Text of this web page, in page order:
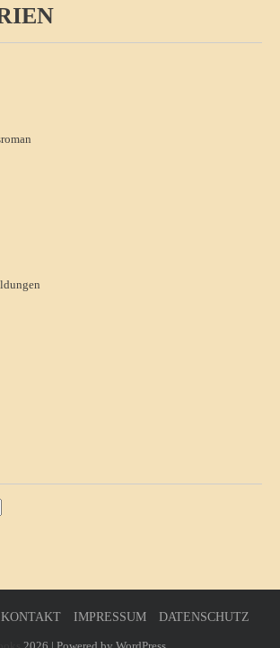
KONTAKT IMPRESSUM DATENSCHUTZ